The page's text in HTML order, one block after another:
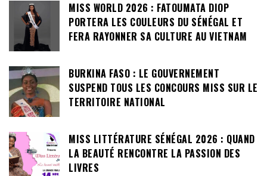
MISS WORLD 2026 : FATOUMATA DIOP
PORTERA LES COULEURS DU SÉNÉGAL ET
FERA RAYONNER SA CULTURE AU VIETNAM
BURKINA FASO : LE GOUVERNEMENT
SUSPEND TOUS LES CONCOURS MISS SUR LE
TERRITOIRE NATIONAL
MISS LITTÉRATURE SÉNÉGAL 2026 : QUAND
LA BEAUTÉ RENCONTRE LA PASSION DES
LIVRES